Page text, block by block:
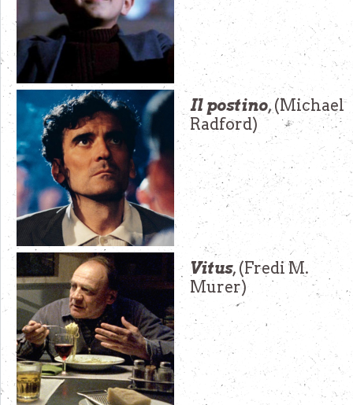
Il postino, (Michael
Radford)
Vitus, (Fredi M.
Murer)